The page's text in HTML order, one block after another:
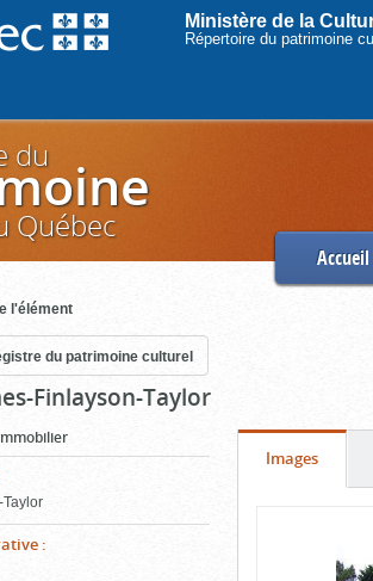
Ministère de la
Répertoire du patrimoine
du
Québec
Accueil
l'élément
du patrimoine culturel
Finlayson-Taylor
Taylor
:
Onglet
Images(cliquer
pour